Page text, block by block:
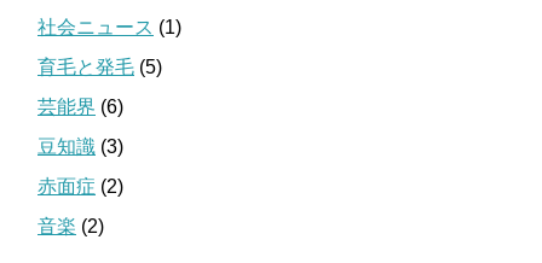
社会ニュース (1)
育毛と発毛 (5)
芸能界 (6)
豆知識 (3)
赤面症 (2)
音楽 (2)